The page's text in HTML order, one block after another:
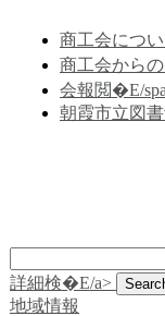
商工会につ
商工会から
会報閲�E/
朝霞市立図
詳細検�E/a>
地域情報